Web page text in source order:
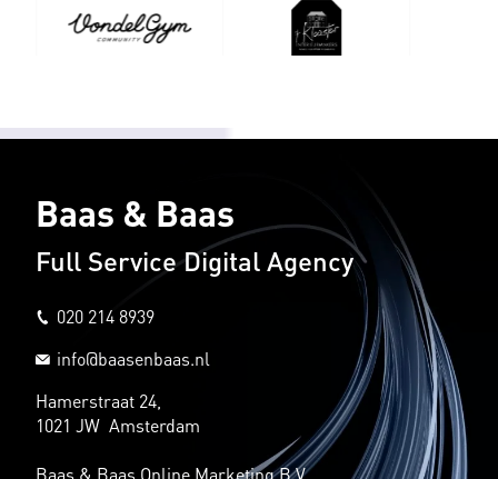
Baas & Baas
Full Service Digital Agency
020 214 8939
info@baasenbaas.nl
Hamerstraat 24,
1021 JW Amsterdam